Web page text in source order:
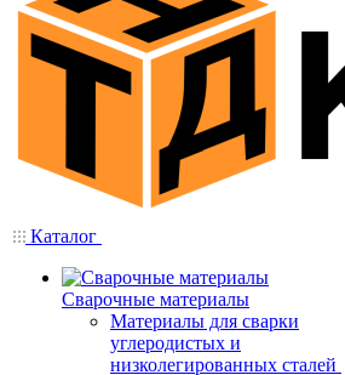
Каталог
Сварочные материалы
Материалы для сварки
углеродистых и
низколегированных сталей